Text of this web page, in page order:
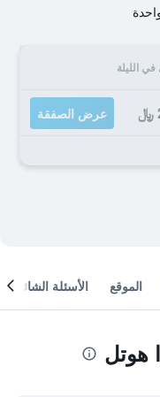
في الليلة
عرض الصفقة
الموقع الأسئلة الشائعة
هوتل